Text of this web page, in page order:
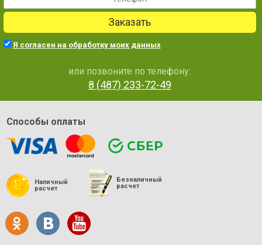
Заказать
Я согласен на обработку моих данных
или позвоните по телефону:
8 (487) 233-72-49
Способы оплаты
Наличный
расчет
Безналичный
расчет